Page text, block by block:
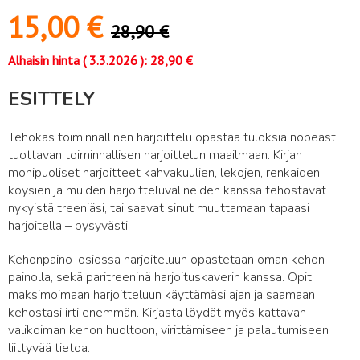
15,00€ 28,90€
Alhaisin hinta (3.3.2026): 28,90 €
ESITTELY
Tehokas toiminnallinen harjoittelu opastaa tuloksia nopeasti
tuottavan toiminnallisen harjoittelun maailmaan. Kirjan
monipuoliset harjoitteet kahvakuulien, lekojen, renkaiden,
köysien ja muiden harjoitteluvälineiden kanssa tehostavat
nykyistä treeniäsi, tai saavat sinut muuttamaan tapaasi
harjoitella – pysyvästi.
Kehonpaino-osiossa harjoiteluun opastetaan oman kehon
painolla, sekä paritreeninä harjoituskaverin kanssa. Opit
maksimoimaan harjoitteluun käyttämäsi ajan ja saamaan
kehostasi irti enemmän. Kirjasta löydät myös kattavan
valikoiman kehon huoltoon, virittämiseen ja palautumiseen
liittyvää tietoa.